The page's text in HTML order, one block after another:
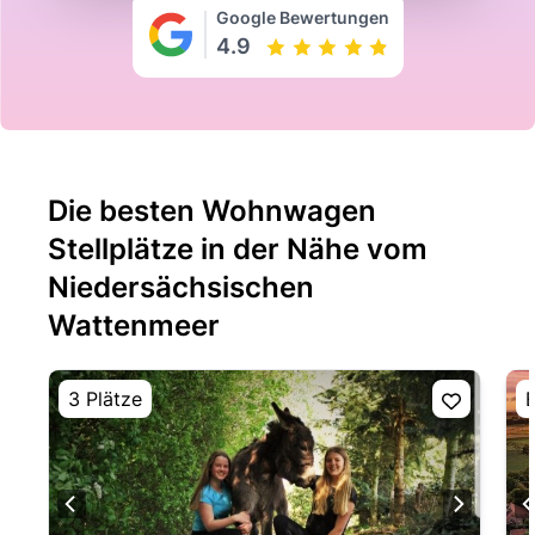
Google Bewertungen
4.9
Die besten Wohnwagen
Stellplätze in der Nähe vom
Niedersächsischen
Wattenmeer
3 Plätze